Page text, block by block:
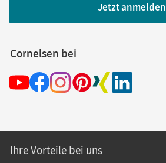
Jetzt anmelden
Cornelsen bei
Ihre Vorteile bei uns